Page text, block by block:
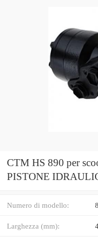
CTM HS 890 per
PISTONE
Numero di modello:
Larghezza (mm):